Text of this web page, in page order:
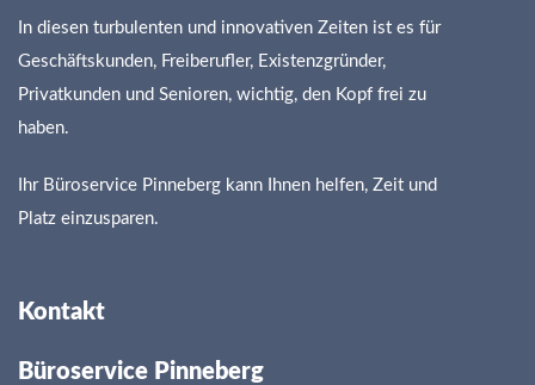
In diesen turbulenten und innovativen Zeiten ist es für
Geschäftskunden, Freiberufler, Existenzgründer,
Privatkunden und Senioren, wichtig, den Kopf frei zu
haben.
Ihr Büroservice Pinneberg kann Ihnen helfen, Zeit und
Platz einzusparen.
Kontakt
Büroservice Pinneberg